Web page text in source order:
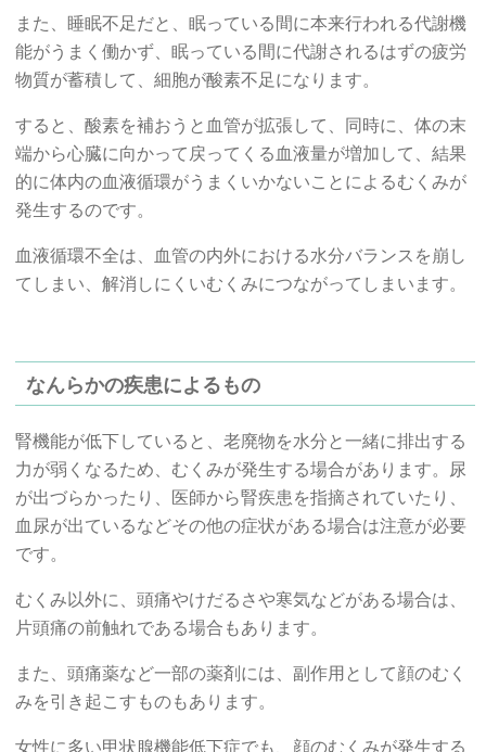
また、睡眠不足だと、眠っている間に本来行われる代謝機
能がうまく働かず、眠っている間に代謝されるはずの疲労
物質が蓄積して、細胞が酸素不足になります。
すると、酸素を補おうと血管が拡張して、同時に、体の末
端から心臓に向かって戻ってくる血液量が増加して、結果
的に体内の血液循環がうまくいかないことによるむくみが
発生するのです。
血液循環不全は、血管の内外における水分バランスを崩し
てしまい、解消しにくいむくみにつながってしまいます。
なんらかの疾患によるもの
腎機能が低下していると、老廃物を水分と一緒に排出する
力が弱くなるため、むくみが発生する場合があります。尿
が出づらかったり、医師から腎疾患を指摘されていたり、
血尿が出ているなどその他の症状がある場合は注意が必要
です。
むくみ以外に、頭痛やけだるさや寒気などがある場合は、
片頭痛の前触れである場合もあります。
また、頭痛薬など一部の薬剤には、副作用として顔のむく
みを引き起こすものもあります。
女性に多い甲状腺機能低下症でも、顔のむくみが発生する